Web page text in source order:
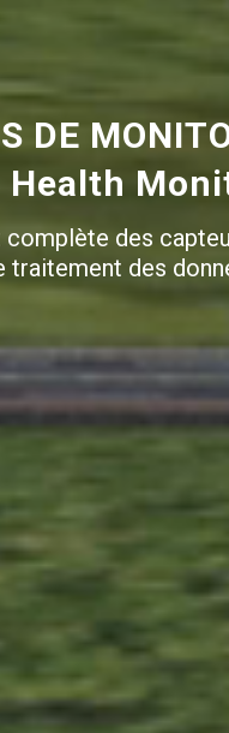
DE
des
traitement des